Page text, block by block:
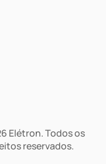
Elétron. Todos os
reservados.